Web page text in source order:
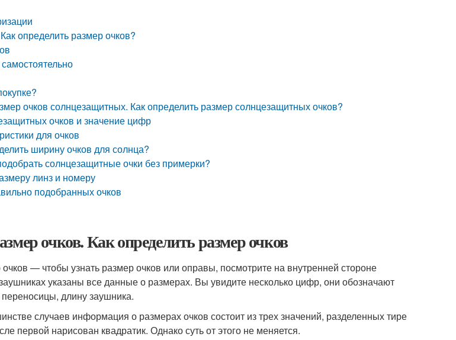
определить размер очков?
очков солнцезащитных. Как определить размер солнцезащитных очков?
очков и значение цифр
для очков
ширину очков для солнца?
солнцезащитные очки без примерки?
линз и номеру
подобранных очков
очков. Как определить размер очков
— чтобы узнать размер очков или оправы, посмотрите на внутренней стороне
указаны все данные о размерах. Вы увидите несколько цифр, они обозначают
длину заушника.
случаев информация о размерах очков состоит из трех значений, разделенных тире
первой нарисован квадратик. Однако суть от этого не меняется.